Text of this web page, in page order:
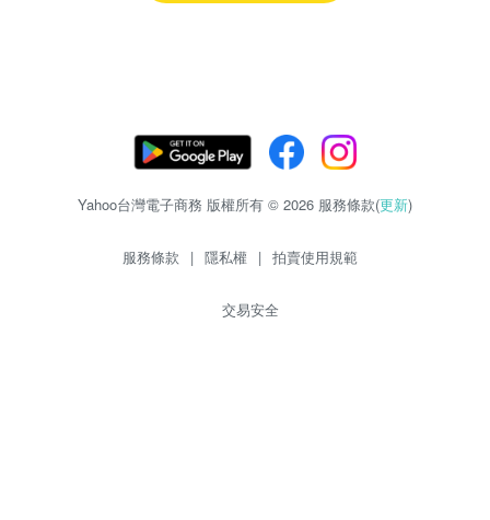
Yahoo台灣電子商務 版權所有 © 2026 服務條款(更新)
服務條款 | 隱私權 | 拍賣使用規範
交易安全